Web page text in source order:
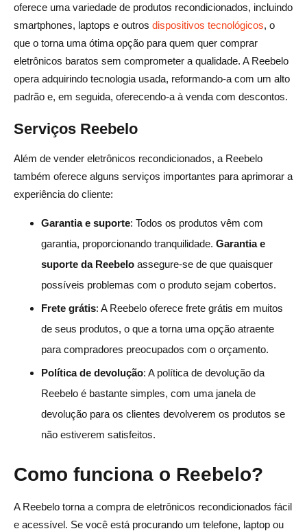
Todos os telefones da Rebelo estão desbloqueados?
oferece uma variedade de produtos recondicionados, incluindo
smartphones, laptops e outros dispositivos tecnológicos, o
que o torna uma ótima opção para quem quer comprar
eletrônicos baratos sem comprometer a qualidade. A Reebelo
opera adquirindo tecnologia usada, reformando-a com um alto
padrão e, em seguida, oferecendo-a à venda com descontos.
Serviços Reebelo
Além de vender eletrônicos recondicionados, a Reebelo
também oferece alguns serviços importantes para aprimorar a
experiência do cliente:
Garantia e suporte: Todos os produtos vêm com
garantia, proporcionando tranquilidade. Garantia e
suporte da Reebelo assegure-se de que quaisquer
possíveis problemas com o produto sejam cobertos.
Frete grátis: A Reebelo oferece frete grátis em muitos
de seus produtos, o que a torna uma opção atraente
para compradores preocupados com o orçamento.
Política de devolução: A política de devolução da
Reebelo é bastante simples, com uma janela de
devolução para os clientes devolverem os produtos se
não estiverem satisfeitos.
Como funciona o Reebelo?
A Reebelo torna a compra de eletrônicos recondicionados fácil
e acessível. Se você está procurando um telefone, laptop ou